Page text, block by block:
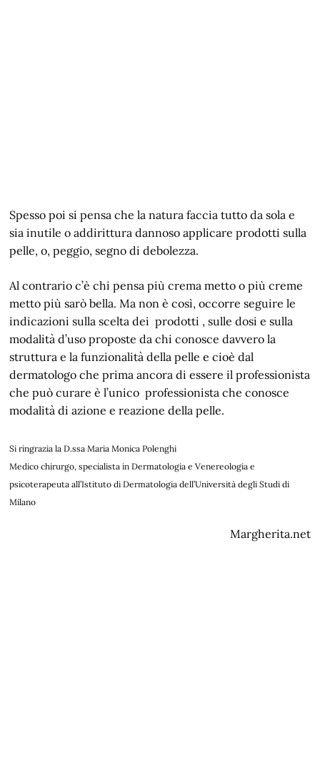
Spesso poi si pensa che la natura faccia tutto da sola e
sia inutile o addirittura dannoso applicare prodotti sulla
pelle, o, peggio, segno di debolezza.
Al contrario c’è chi pensa più crema metto o più creme
metto più sarò bella. Ma non è così, occorre seguire le
indicazioni sulla scelta dei prodotti , sulle dosi e sulla
modalità d’uso proposte da chi conosce davvero la
struttura e la funzionalità della pelle e cioè dal
dermatologo che prima ancora di essere il professionista
che può curare è l’unico professionista che conosce
modalità di azione e reazione della pelle.
Si ringrazia la D.ssa Maria Monica Polenghi
Medico chirurgo, specialista in Dermatologia e Venereologia e
psicoterapeuta all’Istituto di Dermatologia dell’Università degli Studi di
Milano
Margherita.net